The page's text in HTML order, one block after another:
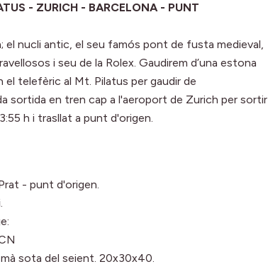
- ZURICH - BARCELONA - PUNT
el nucli antic, el seu famós pont de fusta medieval,
i seu de la Rolex. Gaudirem d’una estona
el telefèric al Mt. Pilatus per gaudir de
sortida en tren cap a l'aeroport de Zurich per sortir
h i trasllat a punt d'origen.
- punt d'origen.
sota del seient. 20x30x40.